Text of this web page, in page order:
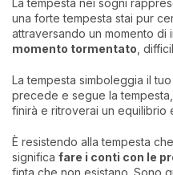
La tempesta nei sogni
una forte tempesta stai pur
attraversando un momento di
momento tormentato ,
La tempesta simboleggia il
precede e segue la
finirà e ritroverai un equilibrio
È resistendo alla tempesta
significa fare i conti con le
finta che non esistano. Sono